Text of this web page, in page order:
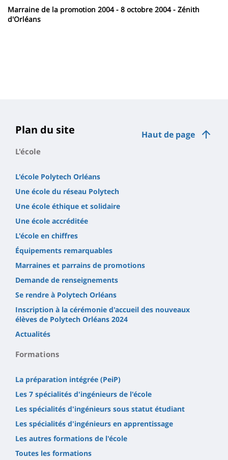
Marraine de la promotion 2004 - 8 octobre 2004 - Zénith
d'Orléans
Haut de page
Plan du site
L'école
L'école Polytech Orléans
Une école du réseau Polytech
Une école éthique et solidaire
Une école accréditée
L'école en chiffres
Équipements remarquables
Marraines et parrains de promotions
Demande de renseignements
Se rendre à Polytech Orléans
Inscription à la cérémonie d'accueil des nouveaux
élèves de Polytech Orléans 2024
Actualités
Formations
La préparation intégrée (PeiP)
Les 7 spécialités d'ingénieurs de l'école
Les spécialités d'ingénieurs sous statut étudiant
Les spécialités d'ingénieurs en apprentissage
Les autres formations de l'école
Toutes les formations